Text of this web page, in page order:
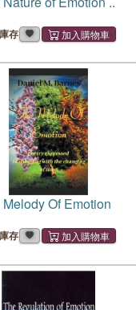
存
Of Emotion
存